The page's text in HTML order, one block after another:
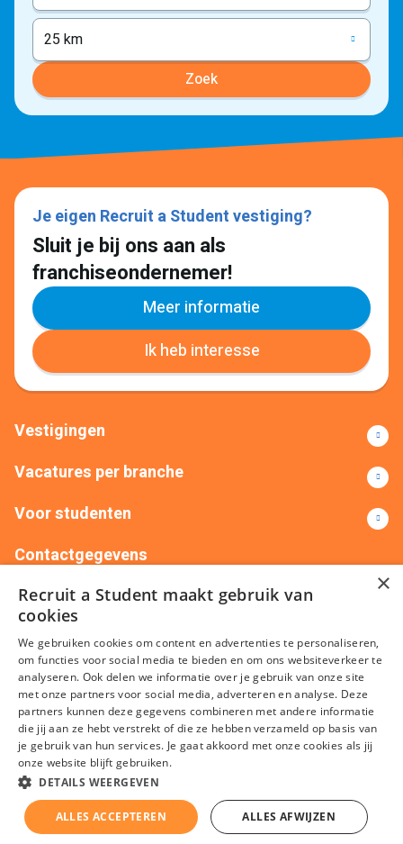
25 km
Zoek
Je eigen Recruit a Student vestiging?
Sluit je bij ons aan als
franchiseondernemer!
Meer informatie
Ik heb interesse
Vestigingen
Vacatures per branche
Voor studenten
Contactgegevens
+31(0)88 522 00 76
info@recruitastudent.nl
Alle vestigingen
Algemene voorwaarden
Sitemap
KvK nummer: 20092214 © Recruit a Student 2026
×
Recruit a Student maakt gebruik van
cookies
We gebruiken cookies om content en advertenties te personaliseren,
om functies voor social media te bieden en om ons websiteverkeer te
analyseren. Ook delen we informatie over je gebruik van onze site
met onze partners voor social media, adverteren en analyse. Deze
partners kunnen deze gegevens combineren met andere informatie
die jij aan ze hebt verstrekt of die ze hebben verzameld op basis van
je gebruik van hun services. Je gaat akkoord met onze cookies als jij
onze website blijft gebruiken.
DETAILS WEERGEVEN
ALLES ACCEPTEREN ALLES AFWIJZEN